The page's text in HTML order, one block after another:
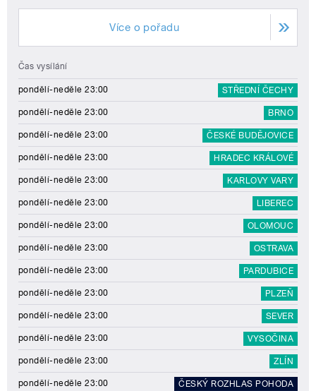
Více o pořadu
Čas vysílání
pondělí-neděle 23:00 STŘEDNÍ ČECHY
pondělí-neděle 23:00 BRNO
pondělí-neděle 23:00 ČESKÉ BUDĚJOVICE
pondělí-neděle 23:00 HRADEC KRÁLOVÉ
pondělí-neděle 23:00 KARLOVY VARY
pondělí-neděle 23:00 LIBEREC
pondělí-neděle 23:00 OLOMOUC
pondělí-neděle 23:00 OSTRAVA
pondělí-neděle 23:00 PARDUBICE
pondělí-neděle 23:00 PLZEŇ
pondělí-neděle 23:00 SEVER
pondělí-neděle 23:00 VYSOČINA
pondělí-neděle 23:00 ZLÍN
pondělí-neděle 23:00 ČESKÝ ROZHLAS POHODA